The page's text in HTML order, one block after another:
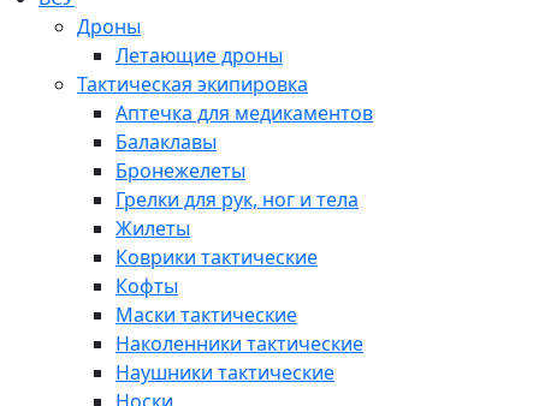
Дроны
Летающие дроны
Тактическая экипировка
Аптечка для медикаментов
Балаклавы
Бронежелеты
Грелки для рук, ног и тела
Жилеты
Коврики тактические
Кофты
Маски тактические
Наколенники тактические
Наушники тактические